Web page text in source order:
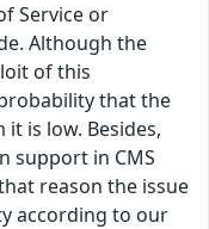
Service or
Although the
of this
that the
is low. Besides,
support in CMS
reason the issue
according to our